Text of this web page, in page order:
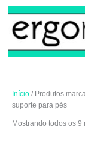
para
conteúdo
Início / Produtos
suporte para pés
Mostrando todos os 9